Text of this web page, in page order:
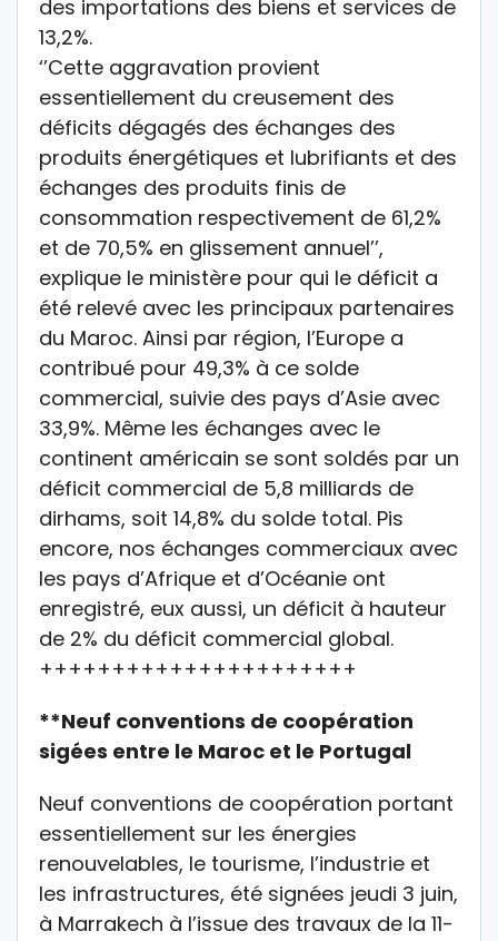
des importations des biens et services de
13,2%.
‘’Cette aggravation provient
essentiellement du creusement des
déficits dégagés des échanges des
produits énergétiques et lubrifiants et des
échanges des produits finis de
consommation respectivement de 61,2%
et de 70,5% en glissement annuel’’,
explique le ministère pour qui le déficit a
été relevé avec les principaux partenaires
du Maroc. Ainsi par région, l’Europe a
contribué pour 49,3% à ce solde
commercial, suivie des pays d’Asie avec
33,9%. Même les échanges avec le
continent américain se sont soldés par un
déficit commercial de 5,8 milliards de
dirhams, soit 14,8% du solde total. Pis
encore, nos échanges commerciaux avec
les pays d’Afrique et d’Océanie ont
enregistré, eux aussi, un déficit à hauteur
de 2% du déficit commercial global.
++++++++++++++++++++++
**Neuf conventions de coopération
sigées entre le Maroc et le Portugal
Neuf conventions de coopération portant
essentiellement sur les énergies
renouvelables, le tourisme, l’industrie et
les infrastructures, été signées jeudi 3 juin,
à Marrakech à l’issue des travaux de la 11-